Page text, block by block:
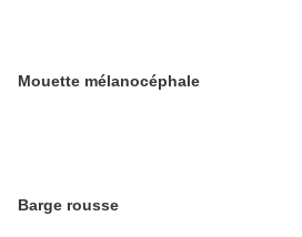
Mouette mélanocéphale
Barge rousse